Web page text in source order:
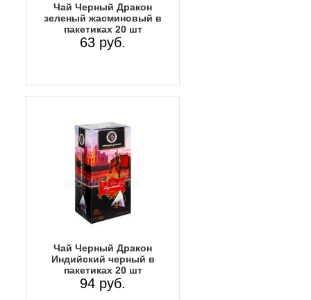
Чай Черный Дракон
зеленый жасминовый в
пакетиках 20 шт
63 руб.
Чай Черный Дракон
Индийский черный в
пакетиках 20 шт
94 руб.